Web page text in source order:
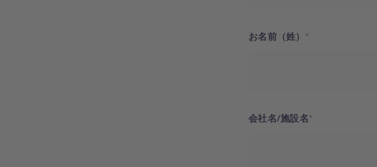
お名前（姓）
会社名/施設名